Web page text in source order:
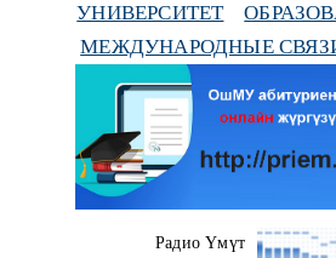
УНИВЕРСИТЕТ
МЕЖДУНАРОДНЫЕ
Радио Үмүт